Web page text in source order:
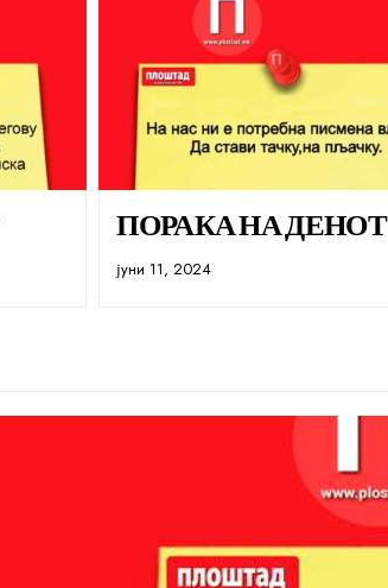
ПОРАКА НА ДЕНОТ
јуни 11, 2024